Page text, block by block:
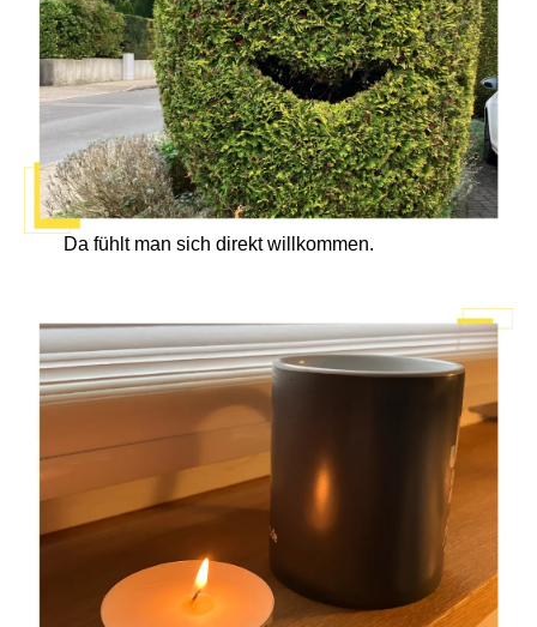
Da fühlt man sich direkt willkommen.